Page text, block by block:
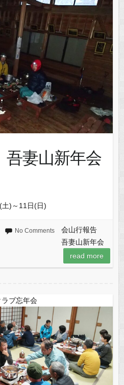
妻山新年会
土)～11日(日)
No Comments
会山行報告
吾妻山新年会
read more
ブ忘年会